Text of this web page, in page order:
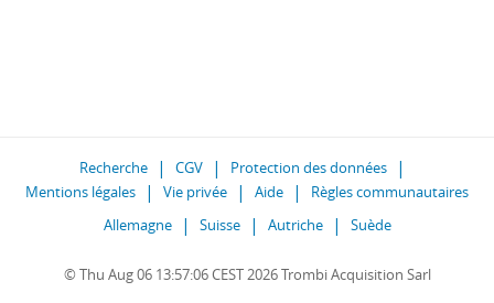
Recherche CGV
Protection des données
Mentions légales
Vie privée Aide
Règles communautaires
Allemagne
Suisse Autriche Suède
© Thu Aug 06 13:57:06 CEST 2026 Trombi Acquisition Sarl